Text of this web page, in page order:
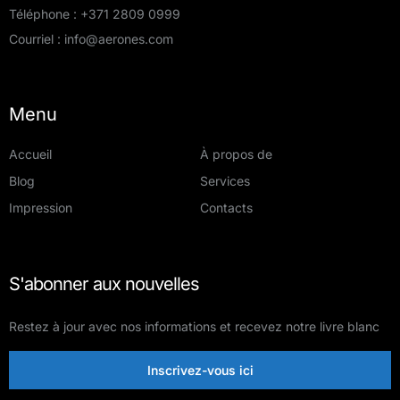
Téléphone : +371 2809 0999
Courriel : info@aerones.com
Menu
Accueil
À propos de
Blog
Services
Impression
Contacts
S'abonner aux nouvelles
Restez à jour avec nos informations et recevez notre livre blanc
Inscrivez-vous ici